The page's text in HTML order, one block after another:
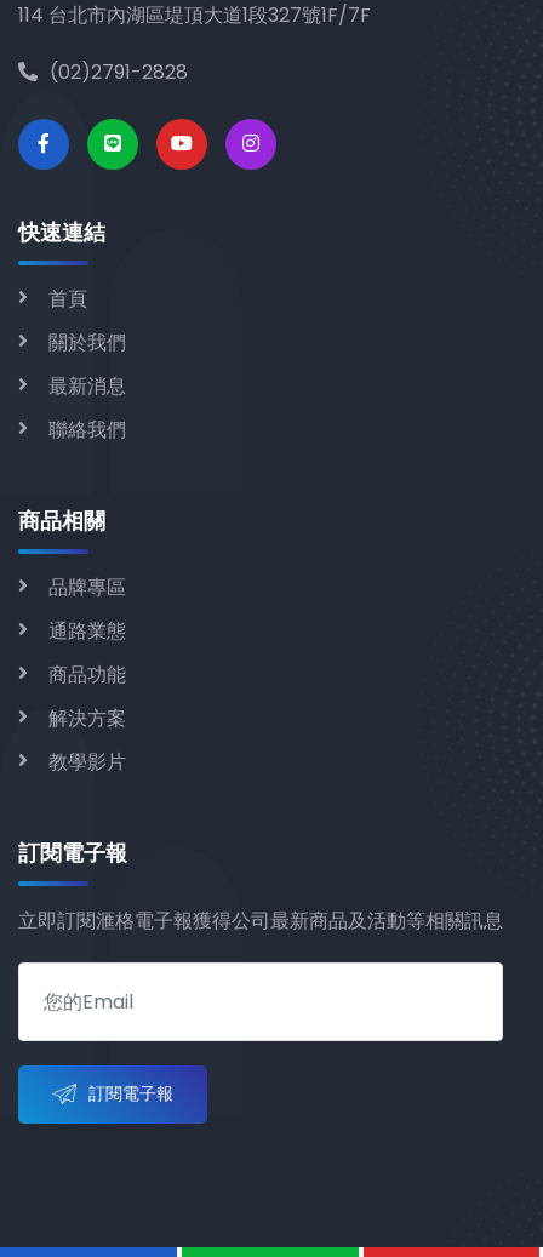
114 台北市內湖區堤頂大道1段327號1F/7F
(02)2791-2828
快速連結
首頁
關於我們
最新消息
聯絡我們
商品相關
品牌專區
通路業態
商品功能
解決方案
教學影片
訂閱電子報
立即訂閱滙格電子報獲得公司最新商品及活動等相關訊息
訂閱電子報